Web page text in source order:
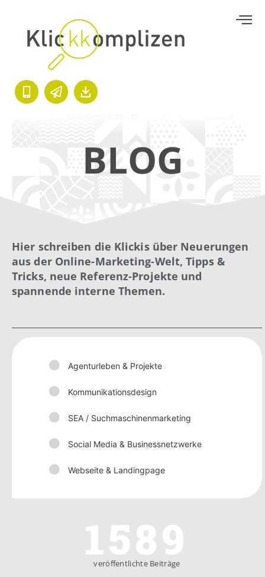
BLOG
Hier schreiben die Klickis über Neuerungen
aus der Online-Marketing-Welt, Tipps &
Tricks, neue Referenz-Projekte und
spannende interne Themen.
Agenturleben & Projekte
Kommunikationsdesign
SEA / Suchmaschinenmarketing
Social Media & Businessnetzwerke
Webseite & Landingpage
veröffentlichte Beiträge
1589